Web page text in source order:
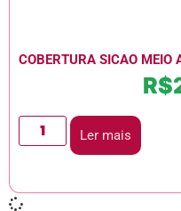
COBERTURA SICAO MEIO
R$
Ler mais